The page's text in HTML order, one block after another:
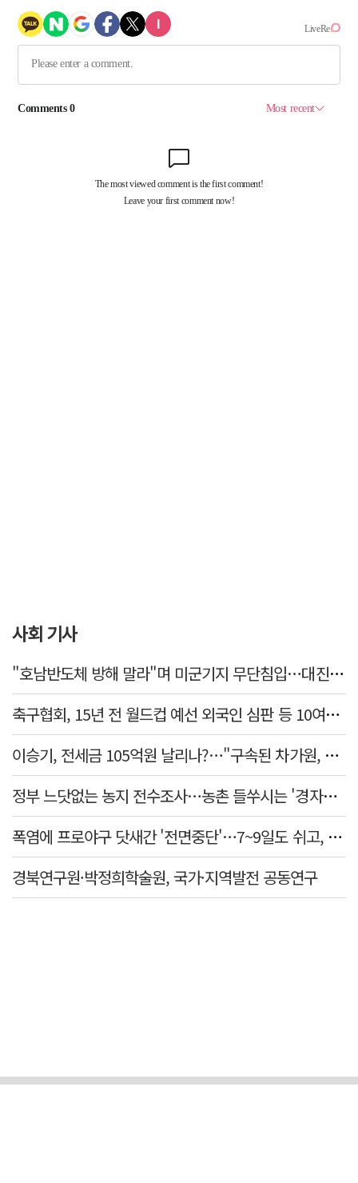
사회 기사
"호남반도체 방해 말라"며 미군기지 무단침입…대진연 회원 3명 '구속'
축구협회, 15년 전 월드컵 예선 외국인 심판 등 10여명에 '성 접대'
이승기, 전세금 105억원 날리나?…"구속된 차가원, 형사 범죄 영역"
정부 느닷없는 농지 전수조사…농촌 들쑤시는 '경자유전'의 칼날
폭염에 프로야구 닷새간 '전면중단'…7~9일도 쉬고, 11일 재개
경북연구원·박정희학술원, 국가·지역발전 공동연구